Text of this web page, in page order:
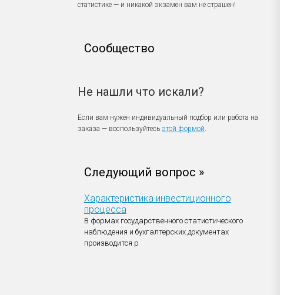
статистике — и никакой экзамен вам не страшен!
Сообщество
Не нашли что искали?
Если вам нужен индивидуальный подбор или работа на
заказа — воспользуйтесь этой формой.
Следующий вопрос »
Характеристика инвестиционного
процесса
В формах государственного статистического
наблюдения и бухгалтерских документах
производится р